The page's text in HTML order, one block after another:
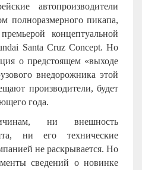
автопроизводители
полноразмерного пикапа,
концептуальной
Santa Cruz Concept. Но
о предстоящем «выходе
внедорожника этой
производители, будет
года.
ни внешность
ни его технические
не раскрывается. Но
сведений о новинке